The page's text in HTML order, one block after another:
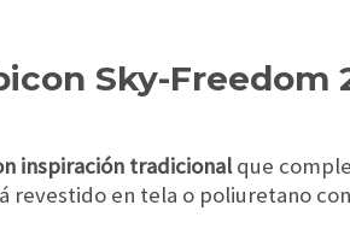
Sky-Freedom
inspiración tradicionalque
en tela o poliuretano